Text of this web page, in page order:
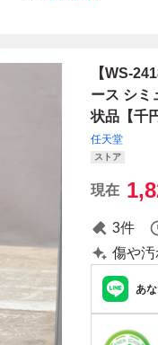
【WS-
ース シミ
状品【千
任天堂
ストア
現在
3件
傷や汚
あ